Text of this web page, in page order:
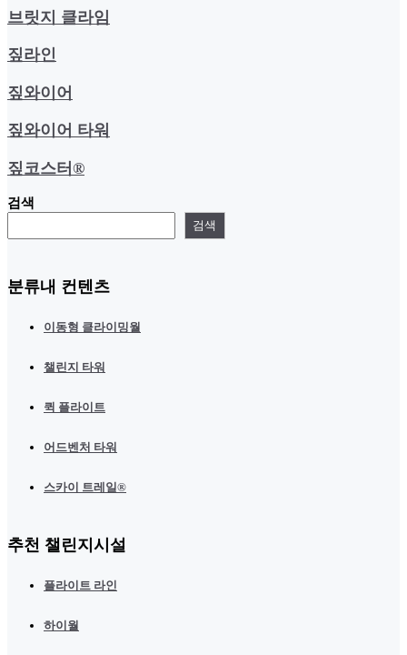
브릿지 클라임
짚라인
짚와이어
짚와이어 타워
짚코스터®
검색
검색
분류내 컨텐츠
이동형 클라이밍월
챌린지 타워
퀵 플라이트
어드벤처 타워
스카이 트레일®
추천 챌린지시설
플라이트 라인
하이월